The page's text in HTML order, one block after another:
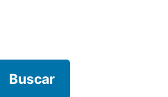
Buscar